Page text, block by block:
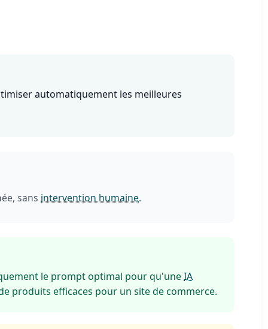
automatiquement les meilleures
sansintervention humaine.
le prompt optimal pour qu'uneIA
produits efficaces pour un site de commerce.